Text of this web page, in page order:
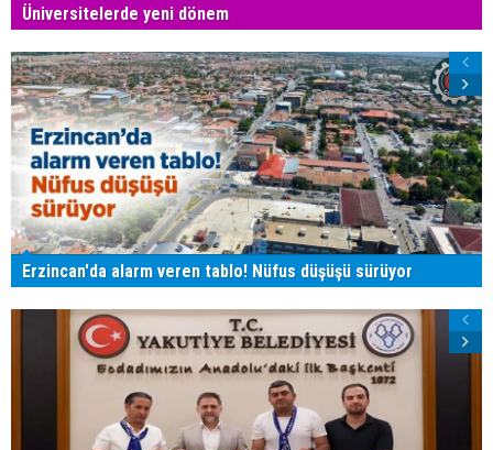
Üniversitelerde yeni dönem
Erzincan'da alarm veren tablo! Nüfus düşüşü sürüyor